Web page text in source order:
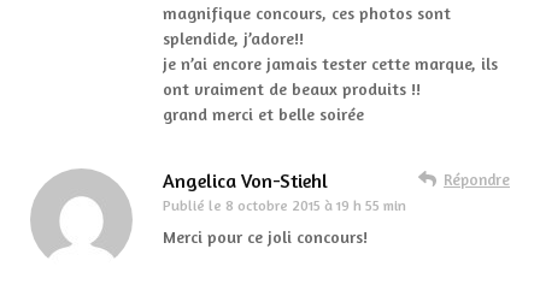
magnifique concours, ces photos sont
splendide, j’adore!!
je n’ai encore jamais tester cette marque, ils
ont vraiment de beaux produits !!
grand merci et belle soirée
Angelica Von-Stiehl
Publié le 8 octobre 2015 à 19 h 55 min
Répondre
Merci pour ce joli concours!